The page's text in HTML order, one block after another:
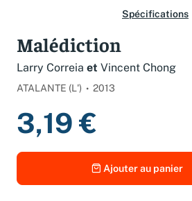
Malédiction
Larry Correia Vincent Chong
3,19 €
Ajouter au panier